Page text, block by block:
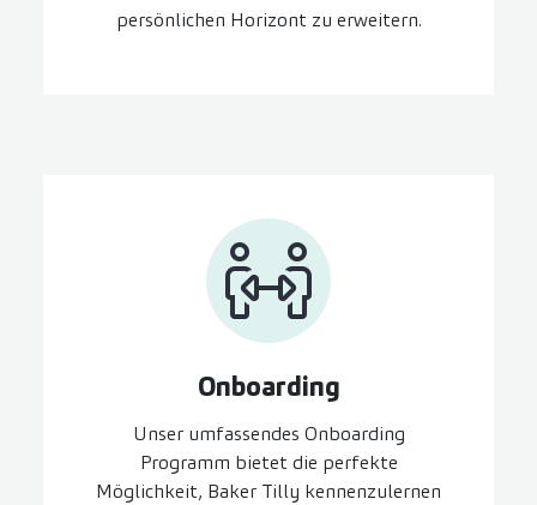
persönlichen Horizont zu erweitern.
On­boarding
Unser umfassendes Onboarding
Programm bietet die perfekte
Möglichkeit, Baker Tilly kennenzulernen